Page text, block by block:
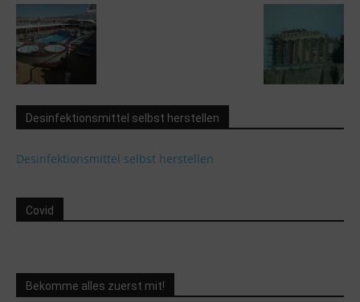
Desinfektionsmittel selbst herstellen
Desinfektionsmittel selbst herstellen
Covid
Bekomme alles zuerst mit!